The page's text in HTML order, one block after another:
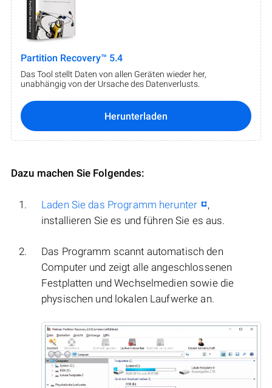
Partition Recovery™ 5.4
Das Tool stellt Daten von allen Geräten wieder her,
unabhängig von der Ursache des Datenverlusts.
Herunterladen
Dazu machen Sie Folgendes:
Laden Sie das Programm herunter
,
installieren Sie es und führen Sie es aus.
Das Programm scannt automatisch den
Computer und zeigt alle angeschlossenen
Festplatten und Wechselmedien sowie die
physischen und lokalen Laufwerke an.